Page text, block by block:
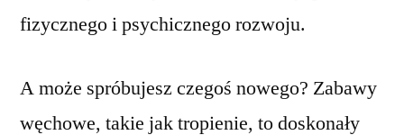
fizycznego i psychicznego rozwoju.
A może spróbujesz czegoś nowego? Zabawy
węchowe, takie jak tropienie, to doskonały